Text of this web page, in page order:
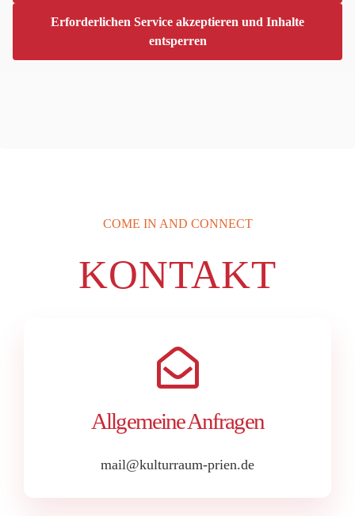
Erforderlichen Service akzeptieren und Inhalte
entsperren
COME IN AND CONNECT
KONTAKT
Allgemeine Anfragen
mail@kulturraum-prien.de